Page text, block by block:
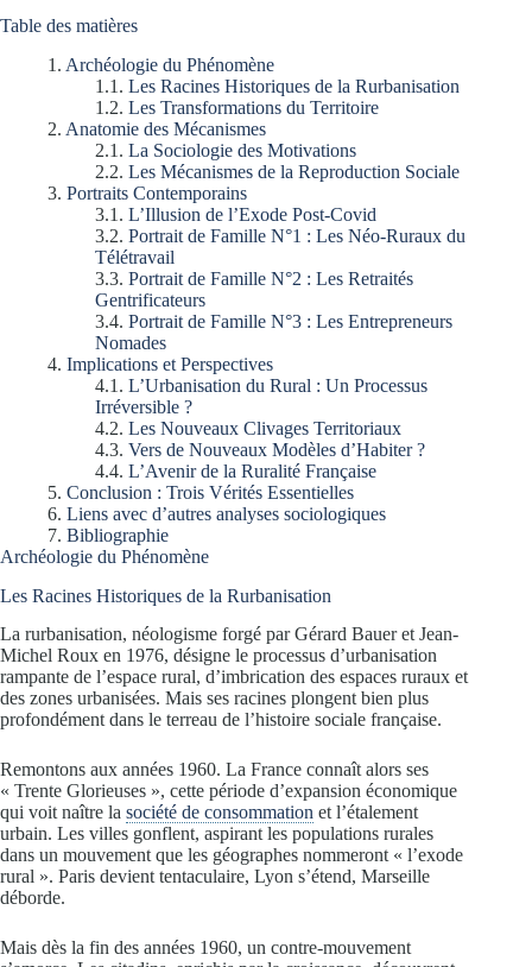
Table des matières
Archéologie du Phénomène
Les Racines Historiques de la Rurbanisation
Les Transformations du Territoire
Anatomie des Mécanismes
La Sociologie des Motivations
Les Mécanismes de la Reproduction Sociale
Portraits Contemporains
L’Illusion de l’Exode Post-Covid
Portrait de Famille N°1 : Les Néo-Ruraux du
Télétravail
Portrait de Famille N°2 : Les Retraités
Gentrificateurs
Portrait de Famille N°3 : Les Entrepreneurs
Nomades
Implications et Perspectives
L’Urbanisation du Rural : Un Processus
Irréversible ?
Les Nouveaux Clivages Territoriaux
Vers de Nouveaux Modèles d’Habiter ?
L’Avenir de la Ruralité Française
Conclusion : Trois Vérités Essentielles
Liens avec d’autres analyses sociologiques
Bibliographie
Archéologie du Phénomène
Les Racines Historiques de la Rurbanisation
La rurbanisation, néologisme forgé par Gérard Bauer et Jean-
Michel Roux en 1976, désigne le processus d’urbanisation
rampante de l’espace rural, d’imbrication des espaces ruraux et
des zones urbanisées. Mais ses racines plongent bien plus
profondément dans le terreau de l’histoire sociale française.
Remontons aux années 1960. La France connaît alors ses
« Trente Glorieuses », cette période d’expansion économique
qui voit naître la société de consommation et l’étalement
urbain. Les villes gonflent, aspirant les populations rurales
dans un mouvement que les géographes nommeront « l’exode
rural ». Paris devient tentaculaire, Lyon s’étend, Marseille
déborde.
Mais dès la fin des années 1960, un contre-mouvement